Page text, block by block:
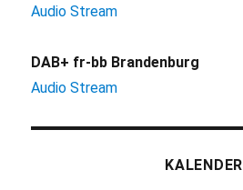
Audio Stream
DAB+ fr-bb Brandenburg
Audio Stream
KALENDER